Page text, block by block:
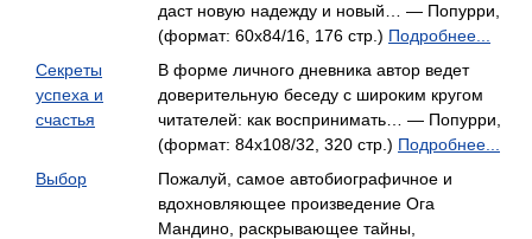
даст новую надежду и новый… — Попурри,
(формат: 60x84/16, 176 стр.) Подробнее...
Секреты
успеха и
счастья
В форме личного дневника автор ведет
доверительную беседу с широким кругом
читателей: как воспринимать… — Попурри,
(формат: 84x108/32, 320 стр.) Подробнее...
Выбор
Пожалуй, самое автобиографичное и
вдохновляющее произведение Ога
Мандино, раскрывающее тайны,